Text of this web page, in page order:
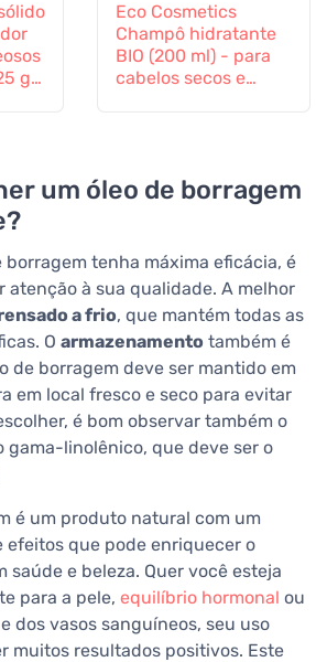
g)
Eco Cosmetics
Champô hidratante
BIO (200 ml) - para
cabelos secos e
um óleo de borragem
borragem tenha máxima eficácia, é
atenção à sua qualidade. A melhor
a frio, que mantém todas as
O armazenamento também é
de borragem deve ser mantido em
em local fresco e seco para evitar
é bom observar também o
gama-linolênico, que deve ser o
é um produto natural com um
efeitos que pode enriquecer o
saúde e beleza. Quer você esteja
para a pele, equilíbrio hormonal ou
dos vasos sanguíneos, seu uso
muitos resultados positivos. Este